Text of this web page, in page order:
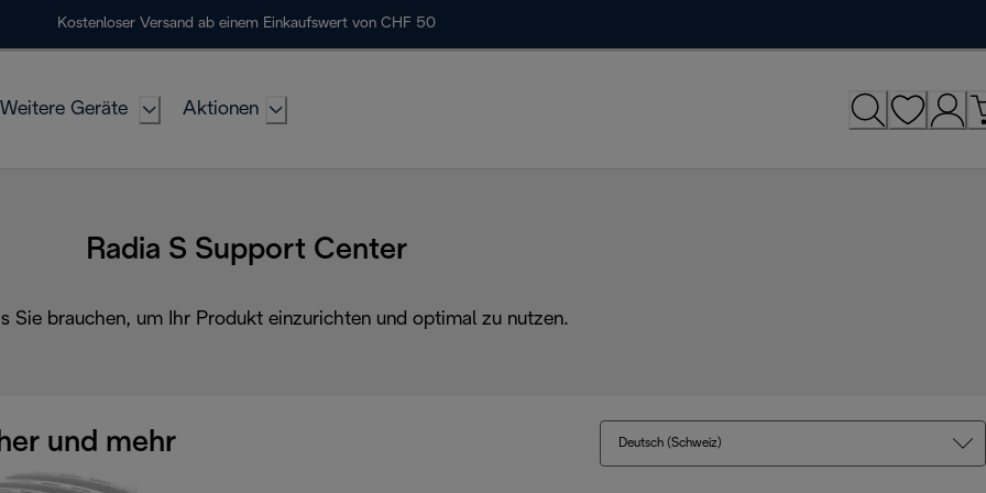
Kostenloser Versand ab einem Einkaufswert von CHF 50
Weitere Geräte Aktionen
Radia S Support Center
Sie brauchen, um Ihr Produkt einzurichten und optimal zu nutzen.
und mehr Deutsch (Schweiz)